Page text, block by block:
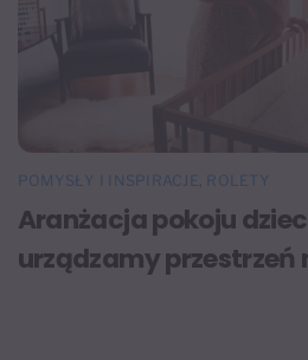
POMYSŁY I INSPIRACJE ROLETY
Aranżacja pokoju
urządzamy przestrzeń